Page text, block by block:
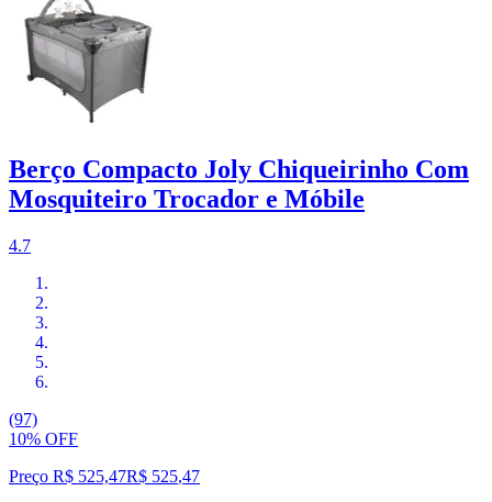
Berço Compacto Joly Chiqueirinho Com
Mosquiteiro Trocador e Móbile
4.7
(97)
10% OFF
Preço R$ 525,47R$ 525,47